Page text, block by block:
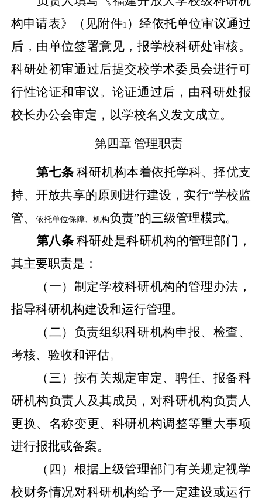
构申请表》（见附件1 ）经依托单位审议通过
后，由单位签署意见，报学校科研处审核。
科研处初审通过后提交校学术委员会进行可
行性论证和审议。论证通过后，由科研处报
校长办公会审定，以学校名义发文成立。
第四章管理职责
第七条科研机构本着依托学科、择优支
持、开放共享的原则进行建设，实行“学校监
管、
依托单位保障、机构负责”的三级管理模式。
第八条 科研处是科研机构的管理部门，
其主要职责是：
（一）制定学校科研机构的管理办法，
指导科研机构建设和运行管理。
（二）负责组织科研机构申报、检查、
考核、验收和评估。
（三）按有关规定审定、聘任、报备科
研机构负责人及其成员，对科研机构负责人
更换、名称变更、科研机构调整等重大事项
进行报批或备案。
（四）根据上级管理部门有关规定视学
校财务情况对科研机构给予一定建设或运行